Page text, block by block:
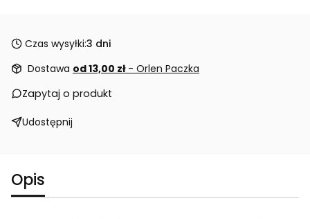
Czas wysyłki:3 dni
Dostawa od 13,00 zł - Orlen Paczka
Zapytaj o produkt
Udostępnij
Opis